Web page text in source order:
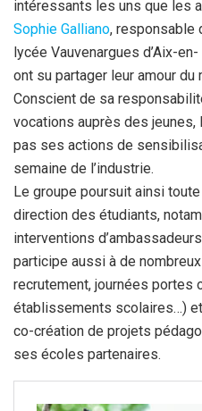
intéressants les uns que les
Sophie Galliano, responsable
lycée Vauvenargues d’Aix-
ont su partager leur amour
Conscient de sa
vocations auprès des
pas ses actions de
semaine de l’industrie.
Le groupe poursuit ainsi
direction des étudiants,
interventions
participe aussi à de
recrutement, journées portes
établissements scolaires…)
co-création de projets
ses écoles partenaires.